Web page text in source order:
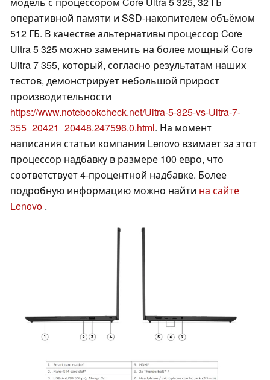
оперативной памяти и SSD-накопителем объёмом
512 ГБ. В качестве альтернативы процессор Core
Ultra 5 325 можно заменить на более мощный Core
Ultra 7 355, который, согласно результатам наших
тестов, демонстрирует небольшой прирост
производительности
https://www.notebookcheck.net/Ultra-5-325-vs-Ultra-7-
355_20421_20448.247596.0.html. На момент
написания статьи компания Lenovo взимает за этот
процессор надбавку в размере 100 евро, что
соответствует 4-процентной надбавке. Более
подробную информацию можно найти на сайте
Lenovo .